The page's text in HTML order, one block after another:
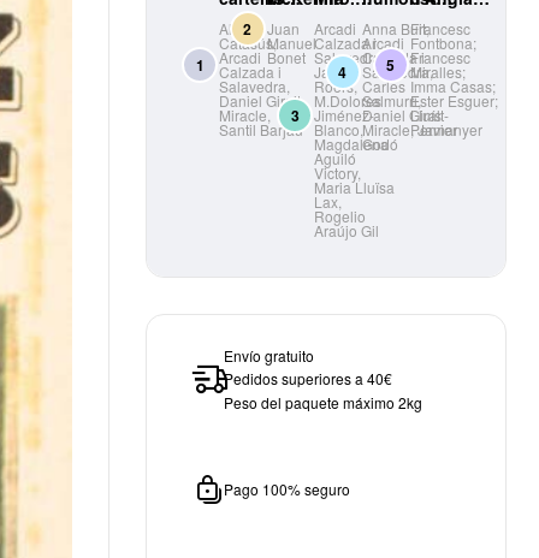
de Ramon
Casas
Aleix
Catasús,
Arcadi
Calzada i
Salavedra
Daniel Giralt-
Miracle
Santil Barjau
Juan
Manuel
Bonet
Paisatges
Arcadi
Calzada i
Salavedra,
Jaume
Roers,
M.Dolores
Jiménez-
Blanco ,
Magdalena
Aguiló
Victory,
Maria Lluïsa
Lax
Rogelio
Araújo Gil
i
il·lustradors
de La
Vanguardia
1881–2006
Anna Buit,
Arcadi
Calzada i
Salavedra,
Carles
Salmurri,
Daniel Giralt-
Miracle,Javier
Godó
Camarasa
Francesc
Fontbona;
Francesc
Miralles;
Imma Casas;
Ester Esguer;
Lluís
Permanyer
Envío gratuito
Pedidos superiores a 40€
Peso del paquete máximo 2kg
Pago 100% seguro